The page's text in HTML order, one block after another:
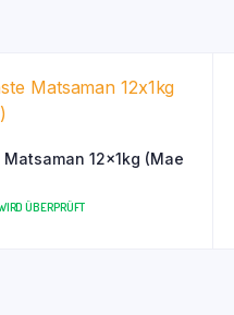
12x1kg (Mae
ÜBERPRÜFT